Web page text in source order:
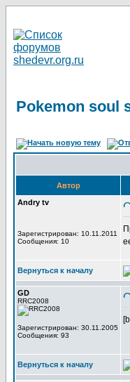
Pokemon soul
Автор
Andry tv
Зарегистрирован: 10.11.2011
Сообщения: 10
Вернуться к началу
GD
RRC2008
Зарегистрирован: 30.11.2005
Сообщения: 93
Вернуться к началу